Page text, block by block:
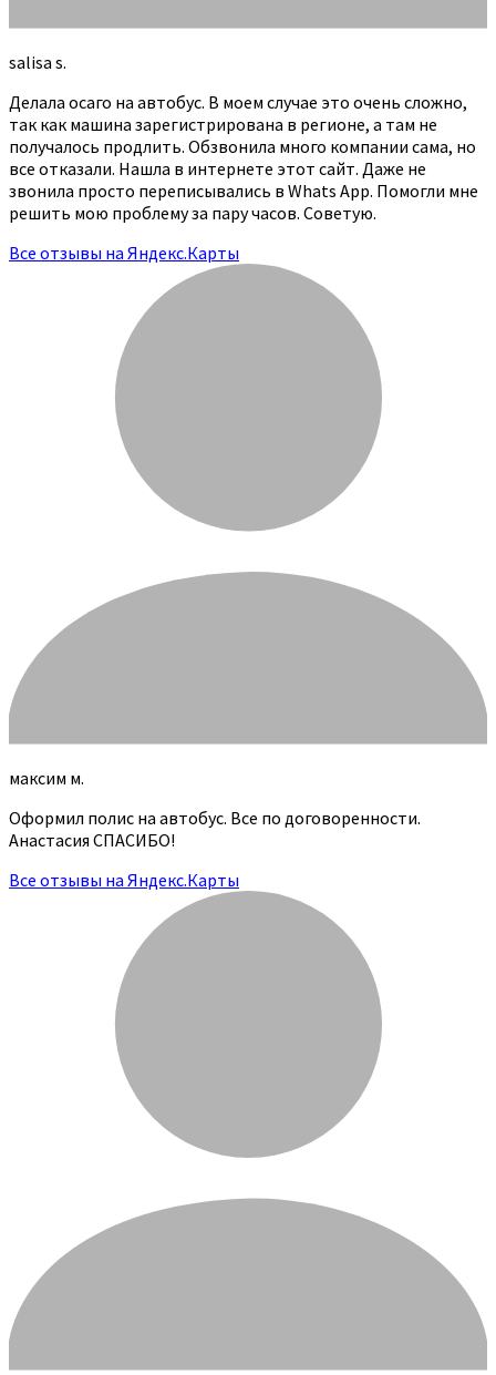
salisa s.
Делала осаго на автобус. В моем случае это очень сложно,
так как машина зарегистрирована в регионе, а там не
получалось продлить. Обзвонила много компании сама, но
все отказали. Нашла в интернете этот сайт. Даже не
звонила просто переписывались в Whats App. Помогли мне
решить мою проблему за пару часов. Советую.
Все отзывы на Яндекс.Карты
максим м.
Оформил полис на автобус. Все по договоренности.
Анастасия СПАСИБО!
Все отзывы на Яндекс.Карты